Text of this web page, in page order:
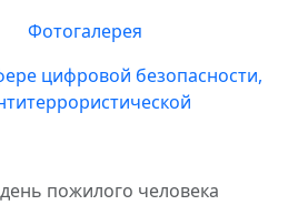
Фотогалерея
цифровой безопасности,
пожилого человека